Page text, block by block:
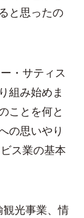
と思ったの
・サティス
組み始めま
ことを何と
の思いやり
ス業の基本
観光事業、情